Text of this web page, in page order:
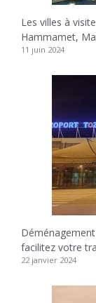
Les villes à
Hammamet,
11 juin 2024
facilitez votre
22 janvier 2024